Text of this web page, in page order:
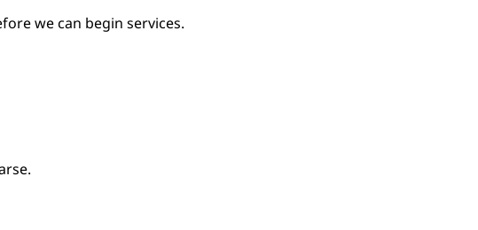
we can begin services.